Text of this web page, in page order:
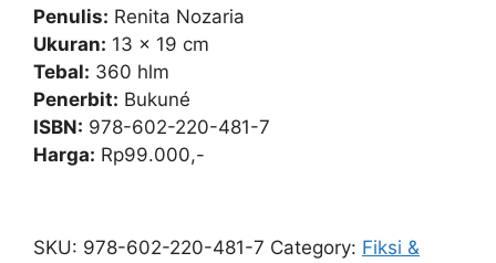
Penulis: Renita Nozaria
Ukuran: 13 x 19 cm
Tebal: 360 hlm
Penerbit: Bukuné
ISBN: 978-602-220-481-7
Harga: Rp99.000,-
quantity
SKU: 978-602-220-481-7 Category: Fiksi &